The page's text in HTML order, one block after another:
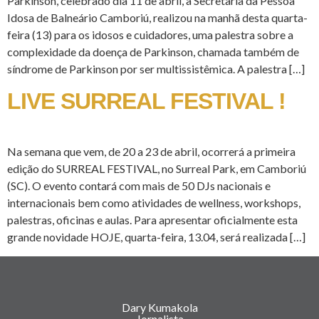
Idosa de Balneário Camboriú, realizou na manhã desta quarta-
feira (13) para os idosos e cuidadores, uma palestra sobre a
complexidade da doença de Parkinson, chamada também de
síndrome de Parkinson por ser multissistêmica. A palestra […]
LIVE SURREAL FESTIVAL !
Na semana que vem, de 20 a 23 de abril, ocorrerá a primeira
edição do SURREAL FESTIVAL, no Surreal Park, em Camboriú
(SC). O evento contará com mais de 50 DJs nacionais e
internacionais bem como atividades de wellness, workshops,
palestras, oficinas e aulas. Para apresentar oficialmente esta
grande novidade HOJE, quarta-feira, 13.04, será realizada […]
Dary Kumakola